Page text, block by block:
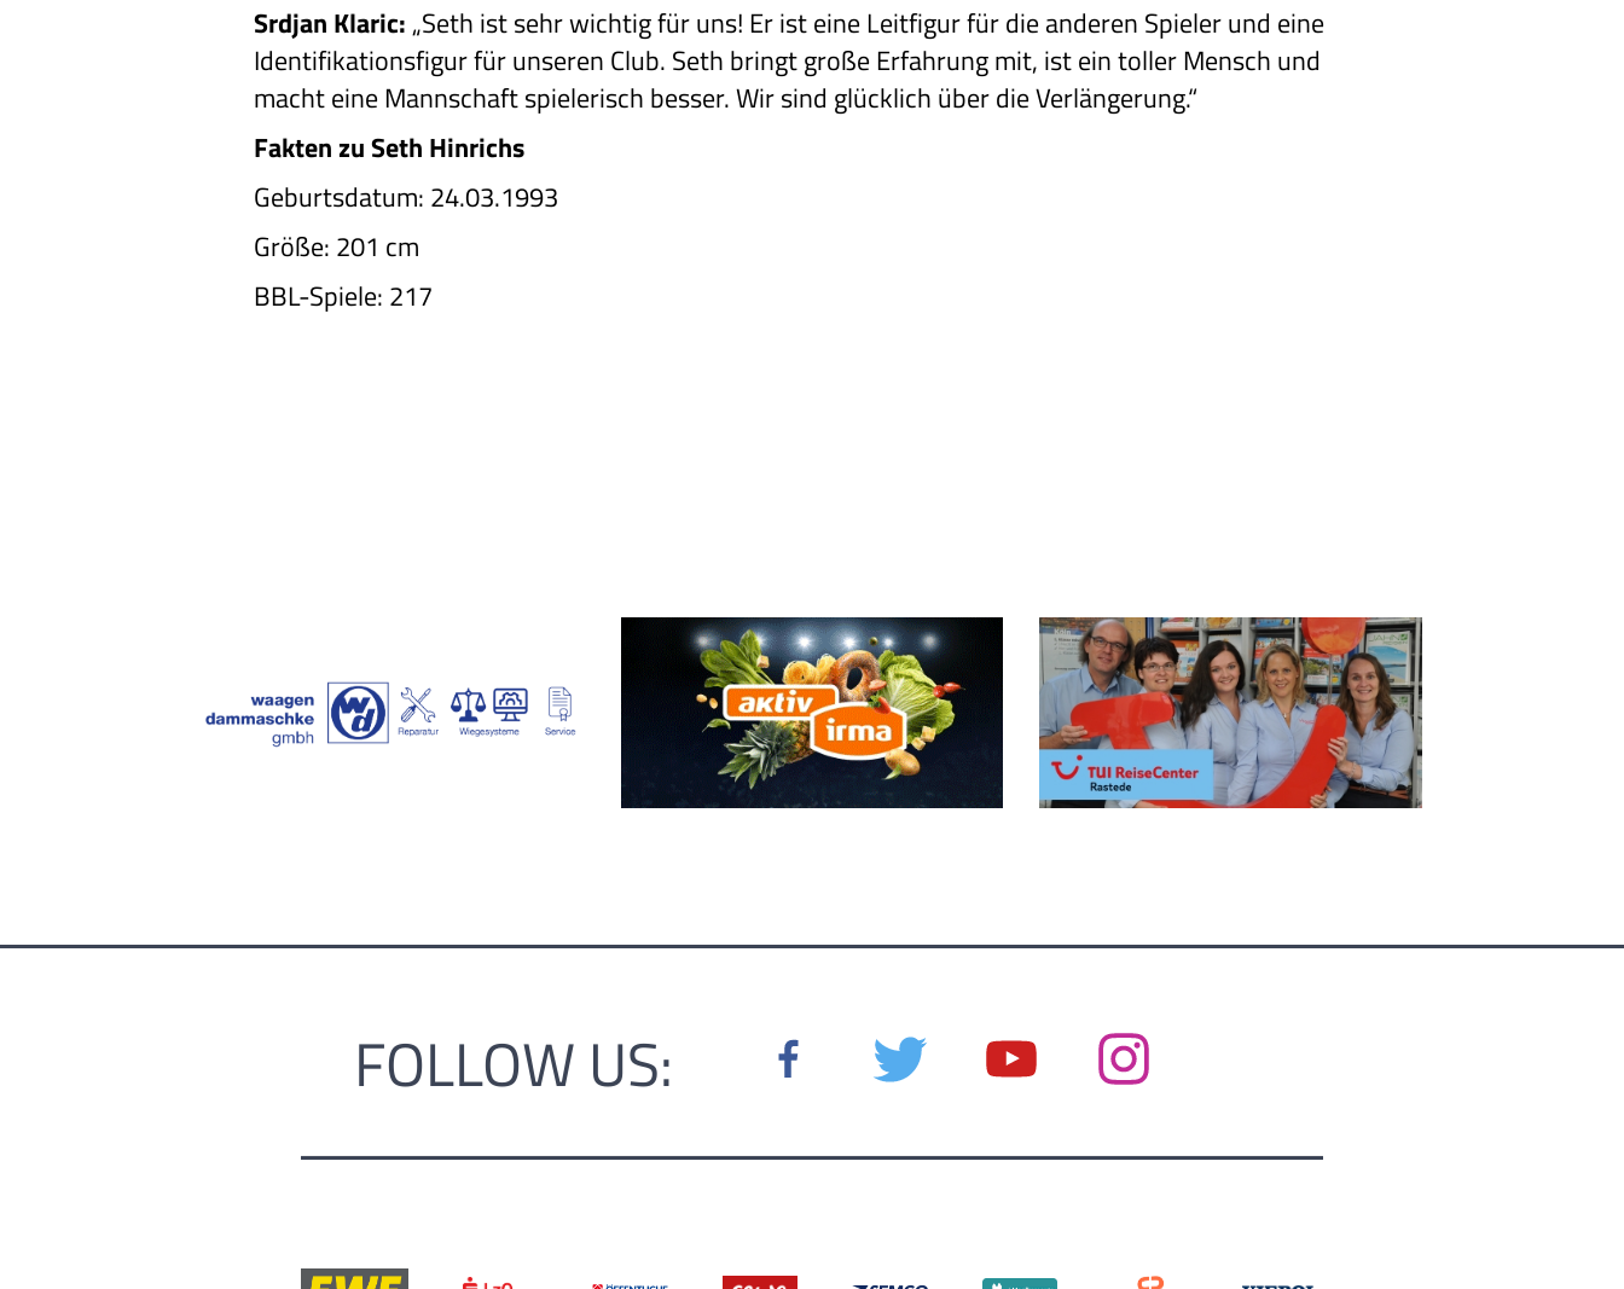
Srdjan Klaric: „Seth ist sehr wichtig für uns! Er ist eine Leitfigur für die anderen Spieler und eine
Identifikationsfigur für unseren Club. Seth bringt große Erfahrung mit, ist ein toller Mensch und
macht eine Mannschaft spielerisch besser. Wir sind glücklich über die Verlängerung.“
Fakten zu Seth Hinrichs
Geburtsdatum: 24.03.1993
Größe: 201 cm
BBL-Spiele: 217
FOLLOW US: